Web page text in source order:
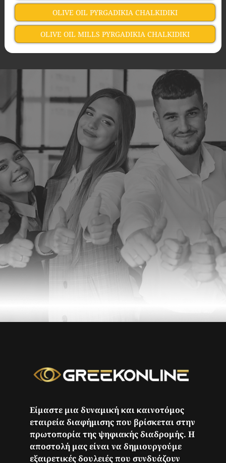
OLIVE OIL PYRGADIKIA CHALKIDIKI
OLIVE OIL MILLS PYRGADIKIA CHALKIDIKI
Είμαστε μια δυναμική και καινοτόμος
εταιρεία διαφήμισης που βρίσκεται στην
πρωτοπορία της ψηφιακής διαδρομής. Η
αποστολή μας είναι να δημιουργούμε
εξαιρετικές δουλειές που συνδυάζουν